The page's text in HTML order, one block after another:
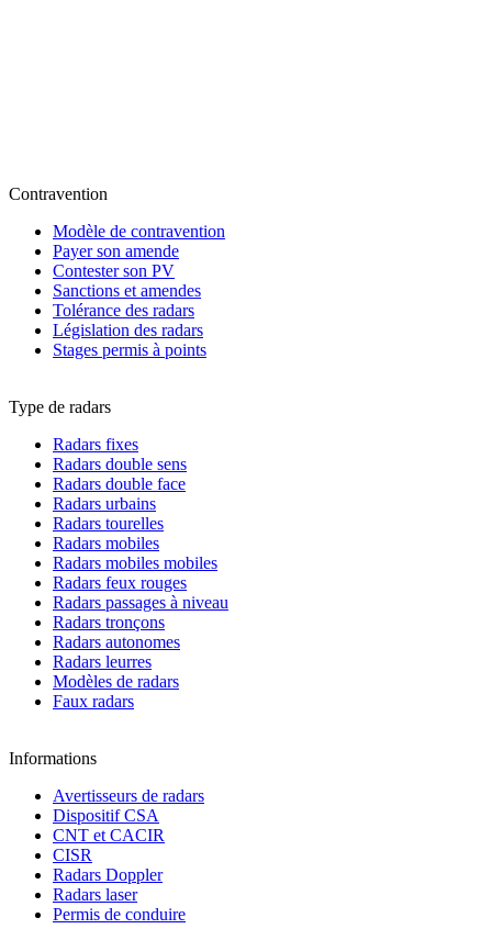
Contravention
Modèle de contravention
Payer son amende
Contester son PV
Sanctions et amendes
Tolérance des radars
Législation des radars
Stages permis à points
Type de radars
Radars fixes
Radars double sens
Radars double face
Radars urbains
Radars tourelles
Radars mobiles
Radars mobiles mobiles
Radars feux rouges
Radars passages à niveau
Radars tronçons
Radars autonomes
Radars leurres
Modèles de radars
Faux radars
Informations
Avertisseurs de radars
Dispositif CSA
CNT et CACIR
CISR
Radars Doppler
Radars laser
Permis de conduire